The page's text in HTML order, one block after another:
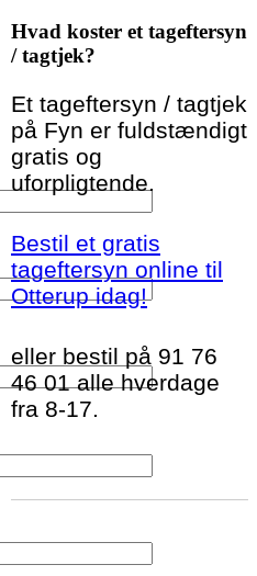
Hvad koster et tageftersyn
/ tagtjek?
Et tageftersyn / tagtjek
på Fyn er fuldstændigt
gratis og
uforpligtende.
Bestil et gratis
tageftersyn online til
Otterup idag!
eller bestil på 91 76
46 01 alle hverdage
fra 8-17.